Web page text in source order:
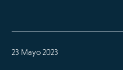
23 Mayo 2023